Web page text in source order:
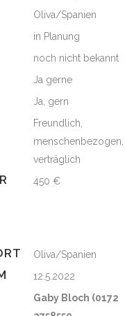
Oliva/Spanien
in Planung
noch nicht bekannt
Ja gerne
Ja, gern
Freundlich,
menschenbezogen,
verträglich
450 €
Oliva/Spanien
12.5.2022
Gaby Bloch (0172